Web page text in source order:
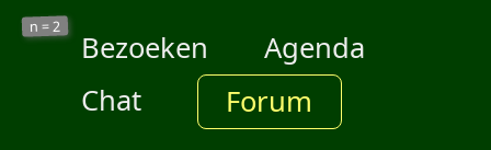
n =2
Bezoeken
Agenda
Chat
Forum